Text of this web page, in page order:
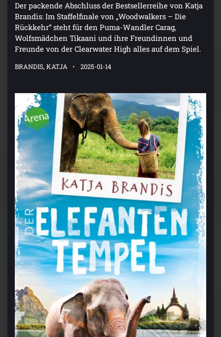
Der packende Abschluss der Bestsellerreihe von Katja
Brandis: Im Staffelfinale von „Woodwalkers – Die
Rückkehr“ steht für den Puma-Wandler Carag,
Wolfsmädchen Tikaani und ihre Freundinnen und
Freunde von der Clearwater High alles auf dem Spiel.
BRANDIS, KATJA 2025-01-14